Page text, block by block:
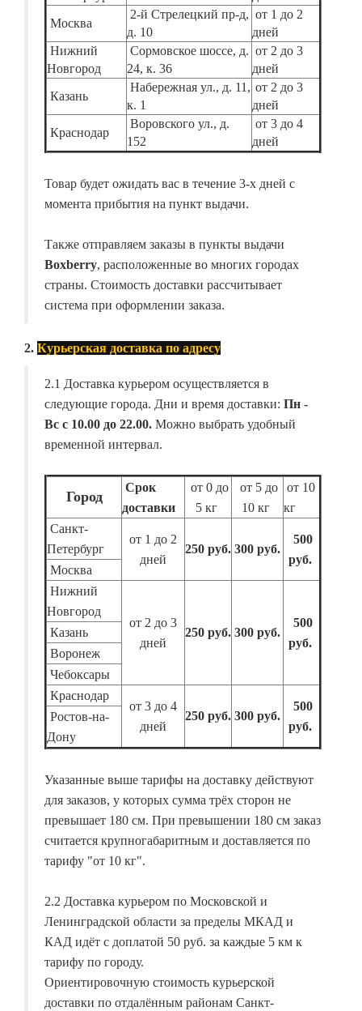
Москва
2-й Стрелецкий пр-д,
д. 10
от 1 до 2
дней
Нижний
Новгород
Сормовское шоссе, д.
24, к. 36
от 2 до 3
дней
Казань
Набережная ул., д. 11,
к. 1
от 2 до 3
дней
Краснодар
Воровского ул., д.
152
от 3 до 4
дней
Товар будет ожидать вас в течение 3-х дней с
момента прибытия на пункт выдачи.
Также отправляем заказы в пункты выдачи
Boxberry, расположенные во многих городах
страны. Стоимость доставки рассчитывает
система при оформлении заказа.
2. Курьерская доставка по адресу
2.1 Доставка курьером осуществляется в
следующие города. Дни и время доставки: Пн -
Вс с 10.00 до 22.00. Можно выбрать удобный
временной интервал.
Город
Срок
доставки
от 0 до
5 кг
от 5 до
10 кг
от 10
кг
Санкт-
Петербург
от 1 до 2
дней
250 руб. 300 руб.
500
руб.
Москва
Нижний
Новгород
от 2 до 3
дней
250 руб. 300 руб.
500
руб.
Казань
Воронеж
Чебоксары
Краснодар
от 3 до 4
дней
250 руб. 300 руб.
500
руб.
Ростов-на-
Дону
Указанные выше тарифы на доставку действуют
для заказов, у которых сумма трёх сторон не
превышает 180 см. При превышении 180 см заказ
считается крупногабаритным и доставляется по
тарифу "от 10 кг".
2.2 Доставка курьером по Московской и
Ленинградской области за пределы МКАД и
КАД идёт с доплатой 50 руб. за каждые 5 км к
тарифу по городу.
Ориентировочную стоимость курьерской
доставки по отдалённым районам Санкт-